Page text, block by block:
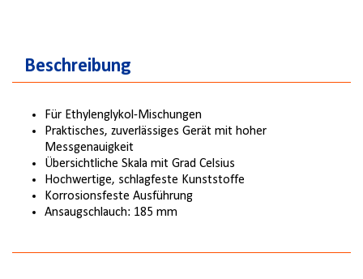
Beschreibung
Für Ethylenglykol-Mischungen
Praktisches, zuverlässiges Gerät mit hoher
Messgenauigkeit
Übersichtliche Skala mit Grad Celsius
Hochwertige, schlagfeste Kunststoffe
Korrosionsfeste Ausführung
Ansaugschlauch: 185 mm